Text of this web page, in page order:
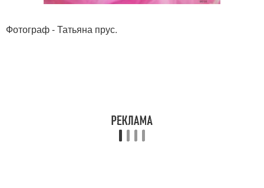
Фотограф - Татьяна прус.